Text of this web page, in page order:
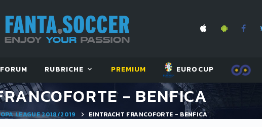
FORUM RUBRICHE PREMIUM EUROCUP
- BENFICA
LEAGUE 2018/2019 EINTRACHT FRANCOFORTE - BENFICA